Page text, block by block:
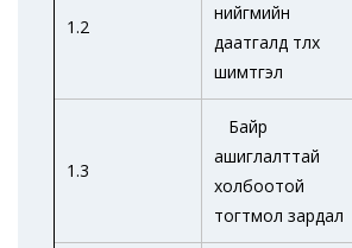
1.2
нийгмийн
даатгалд төлөх
шимтгэл
1.3
Байр
ашиглалттай
холбоотой
тогтмол зардал